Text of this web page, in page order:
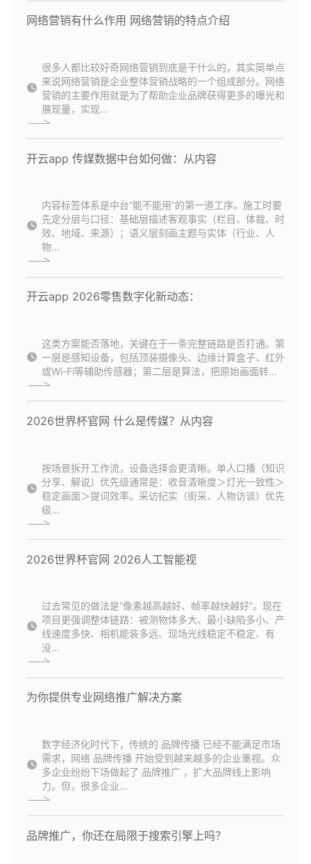
网络营销有什么作用 网络营销的特点介绍
很多人都比较好奇网络营销到底是干什么的，其实简单点
来说网络营销是企业整体营销战略的一个组成部分。网络
营销的主要作用就是为了帮助企业品牌获得更多的曝光和
展现量，实现...
开云app 传媒数据中台如何做：从内容
内容标签体系是中台“能不能用”的第一道工序。施工时要
先定分层与口径：基础层描述客观事实（栏目、体裁、时
效、地域、来源）；语义层刻画主题与实体（行业、人
物...
开云app 2026零售数字化新动态：
这类方案能否落地，关键在于一条完整链路是否打通。第
一层是感知设备，包括顶装摄像头、边缘计算盒子、红外
或Wi-Fi等辅助传感器；第二层是算法，把原始画面转...
2026世界杯官网 什么是传媒？从内容
按场景拆开工作流，设备选择会更清晰。单人口播（知识
分享、解说）优先级通常是：收音清晰度＞灯光一致性＞
稳定画面＞提词效率。采访纪实（街采、人物访谈）优先
级...
2026世界杯官网 2026人工智能视
过去常见的做法是“像素越高越好、帧率越快越好”。现在
项目更强调整体链路：被测物体多大、最小缺陷多小、产
线速度多快、相机能装多远、现场光线稳定不稳定、有
没...
为你提供专业网络推广解决方案
数字经济化时代下，传统的 品牌传播 已经不能满足市场
需求，网络 品牌传播 开始受到越来越多的企业重视。众
多企业纷纷下场做起了 品牌推广 ，扩大品牌线上影响
力。但，很多企业...
品牌推广，你还在局限于搜索引擎上吗？